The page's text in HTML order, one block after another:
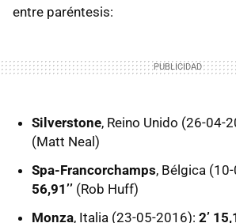
entre paréntesis:
Silverstone, Reino Unido (26-04-
(Matt Neal)
Spa-Francorchamps, Bélgica
56,91’’ (Rob Huff)
Monza, Italia (23-05-2016): 2’